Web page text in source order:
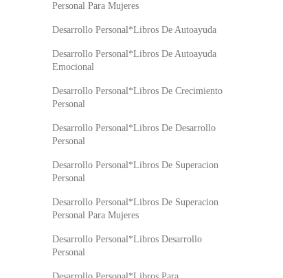
Personal Para Mujeres
Desarrollo Personal*Libros De Autoayuda
Desarrollo Personal*Libros De Autoayuda
Emocional
Desarrollo Personal*Libros De Crecimiento
Personal
Desarrollo Personal*Libros De Desarrollo
Personal
Desarrollo Personal*Libros De Superacion
Personal
Desarrollo Personal*Libros De Superacion
Personal Para Mujeres
Desarrollo Personal*Libros Desarrollo
Personal